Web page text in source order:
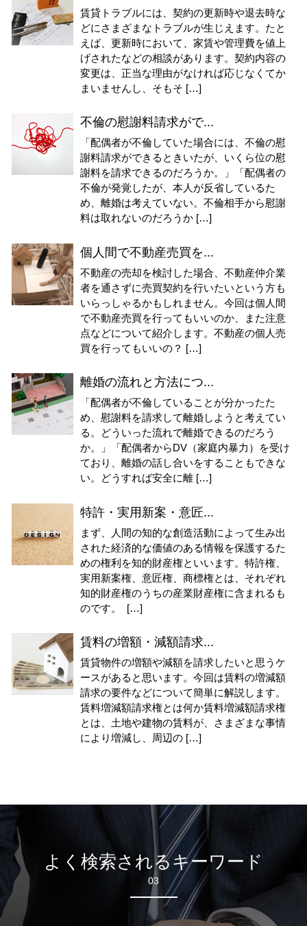
賃貸トラブルには、契約の更新時や退去時な
どにさまざまなトラブルが生じえます。たと
えば、更新時において、家賃や管理費を値上
げされたなどの相談があります。契約内容の
変更は、正当な理由がなければ応じなくてか
まいませんし、そもそ […]
不倫の慰謝料請求がで...
「配偶者が不倫していた場合には、不倫の慰
謝料請求ができるときいたが、いくら位の慰
謝料を請求できるのだろうか。」「配偶者の
不倫が発覚したが、本人が反省しているた
め、離婚は考えていない。不倫相手から慰謝
料は取れないのだろうか […]
個人間で不動産売買を...
不動産の売却を検討した場合、不動産仲介業
者を通さずに売買契約を行いたいという方も
いらっしゃるかもしれません。今回は個人間
で不動産売買を行ってもいいのか、また注意
点などについて紹介します。不動産の個人売
買を行ってもいいの？ […]
離婚の流れと方法につ...
「配偶者が不倫していることが分かったた
め、慰謝料を請求して離婚しようと考えてい
る。どういった流れで離婚できるのだろう
か。」「配偶者からDV（家庭内暴力）を受け
ており、離婚の話し合いをすることもできな
い。どうすれば安全に離 […]
特許・実用新案・意匠...
まず、人間の知的な創造活動によって生み出
された経済的な価値のある情報を保護するた
めの権利を知的財産権といいます。特許権、
実用新案権、意匠権、商標権とは、それぞれ
知的財産権のうちの産業財産権に含まれるも
のです。 […]
賃料の増額・減額請求...
賃貸物件の増額や減額を請求したいと思うケ
ースがあると思います。今回は賃料の増減額
請求の要件などについて簡単に解説します。
賃料増減額請求権とは何か賃料増減額請求権
とは、土地や建物の賃料が、さまざまな事情
により増減し、周辺の […]
よく検索されるキーワード
03